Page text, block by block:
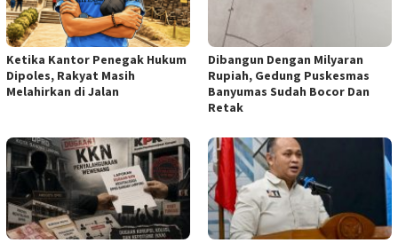
Ketika Kantor Penegak Hukum
Dipoles, Rakyat Masih
Melahirkan di Jalan
Dibangun Dengan Milyaran
Rupiah, Gedung Puskesmas
Banyumas Sudah Bocor Dan
Retak